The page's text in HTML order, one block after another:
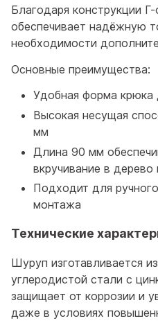
Благодаря конструкции
обеспечивает надёжную
необходимости
Основные преимущества:
Удобная форма крюка
Высокая несущая
мм
Длина 90 мм
вкручивание в
Подходит для
монтажа
Технические
Шуруп изготавливается
углеродистой стали с
защищает от коррозии и
даже в условиях